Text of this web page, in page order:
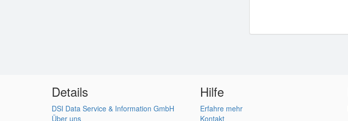
Details
DSI Data Service & Information GmbH
Über uns
Hilfe
Erfahre mehr
Kontakt